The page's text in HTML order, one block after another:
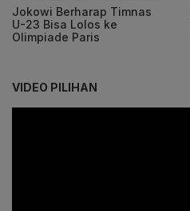
Jokowi Berharap Timnas
U-23 Bisa Lolos ke
Olimpiade Paris
VIDEO PILIHAN